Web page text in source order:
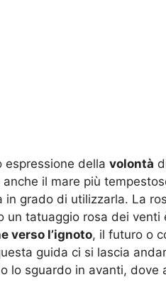
espressione della volontà
il mare più
grado di utilizzarla. La
un tatuaggio rosa dei venti
verso l’ignoto, il futuro o
guida ci si lascia
lo sguardo in avanti, dove